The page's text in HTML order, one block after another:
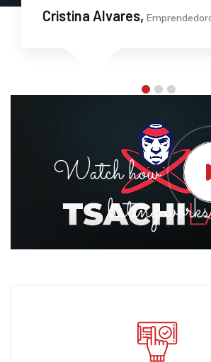
Watch how
listing works